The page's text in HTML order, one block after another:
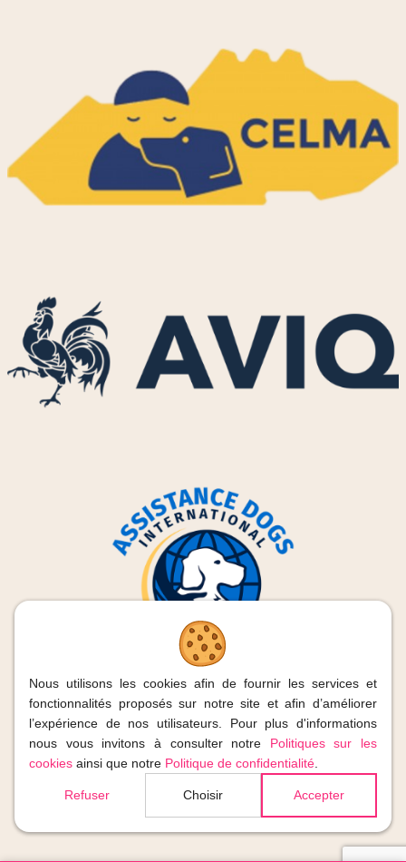
Nous utilisons les cookies afin de fournir les services et
fonctionnalités proposés sur notre site et afin d’améliorer
l’expérience de nos utilisateurs. Pour plus d'informations
nous vous invitons à consulter notre Politiques sur les
cookies ainsi que notre Politique de confidentialité
Refuser Choisir Accepter
2026| Os-mose, Tous droits réservés
TVA : BE 0831.448.366
Propulsé
Site web réalisé parWeb Solution Way